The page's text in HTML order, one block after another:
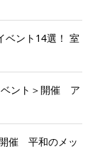
ベント14選！ 室
ベント＞開催 ア
催 平和のメッ